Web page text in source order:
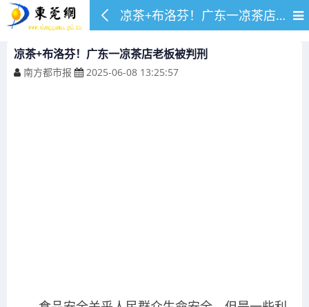
凉茶+布洛芬！广东一凉茶店老板被判刑
凉茶+布洛芬！广东一凉茶店老板被判刑
南方都市报 2025-06-08 13:25:57